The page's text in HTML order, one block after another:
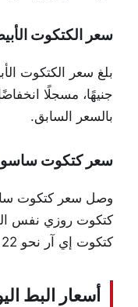
سعر الكتكوت
بالسعر السابق.
سعر كتكوت ساسو
كتكوت روزي نفس
كتكوت إي آر نحو 22 جنيهًا بعد تراجع بقيمة جنيهين.